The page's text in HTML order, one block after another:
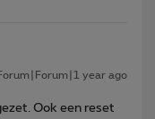
year ago
Ook een reset